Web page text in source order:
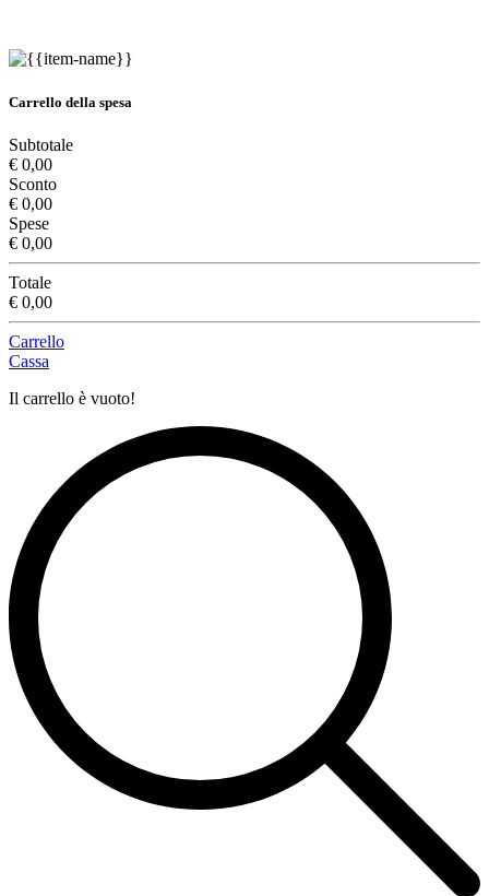
Carrello della spesa
Subtotale
€ 0,00
Sconto
€ 0,00
Spese
€ 0,00
Totale
€ 0,00
Carrello
Cassa
Il carrello è vuoto!